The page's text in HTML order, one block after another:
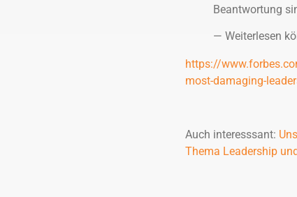
Beantwortung
— Weiterlesen
https://
most-damaging-
Auch interesssant:
Thema Leadership